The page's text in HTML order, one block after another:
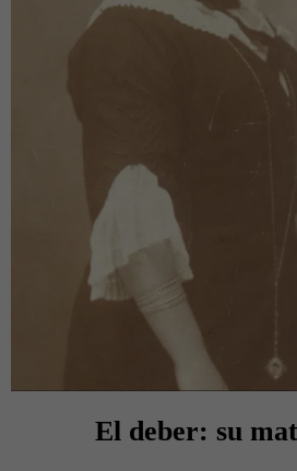
El deber: su